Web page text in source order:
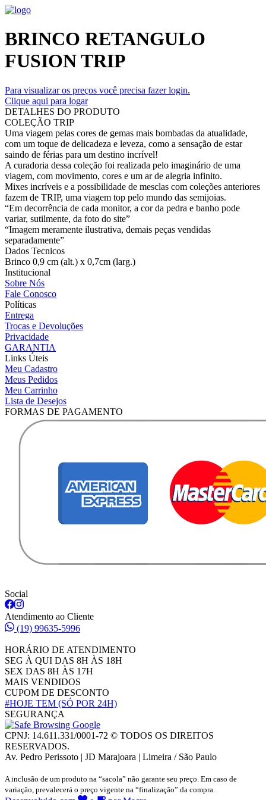
BRINCO RETANGULO
FUSION TRIP
Para visualizar os preços você precisa fazer login.
Clique aqui para logar
DETALHES DO PRODUTO
COLEÇÃO TRIP
Uma viagem pelas cores de gemas mais bombadas da atualidade,
com um toque de delicadeza e leveza, como a sensação de estar
saindo de férias para um destino incrível!
A curadoria dessa coleção foi realizada pelo imaginário de uma
viagem, com movimento, cores e um ar de alegria infinito.
Mixes incríveis e a possibilidade de mesclas com coleções anteriores
fazem de TRIP, uma viagem top pelo mundo das semijoias.
“Em decorrência de cada monitor, a cor da pedra e banho pode
variar, sutilmente, da foto do site”
“Imagem meramente ilustrativa, demais peças vendidas
separadamente”
Dados Tecnicos
Brinco 0,9 cm (alt.) x 0,7cm (larg.)
Institucional
Sobre Nós
Fale Conosco
Políticas
Entrega
Trocas e Devoluções
Privacidade
GARANTIA
Links Úteis
Meu Cadastro
Meus Pedidos
Meu Carrinho
Lista de Desejos
FORMAS DE PAGAMENTO
Social
Atendimento ao Cliente
(19) 99635-5996
HORÁRIO DE ATENDIMENTO
SEG À QUI DAS 8H ÀS 18H
SEX DAS 8H ÀS 17H
MAIS VENDIDOS
CUPOM DE DESCONTO
#HOJE TEM (SÓ POR 24H)
SEGURANÇA
CPNJ: 14.611.331/0001-72 © TODOS OS DIREITOS
RESERVADOS.
Av. Pedro Perissoto | JD Marajoara | Limeira / São Paulo
A inclusão de um produto na “sacola” não garante seu preço. Em caso de
variação, prevalecerá o preço vigente na “finalização” da compra.